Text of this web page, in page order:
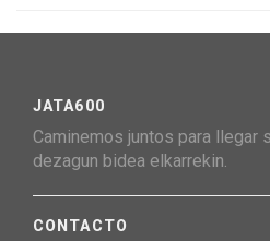
JATA600
Caminemos juntos para llegar
dezagun bidea elkarrekin.
CONTACTO